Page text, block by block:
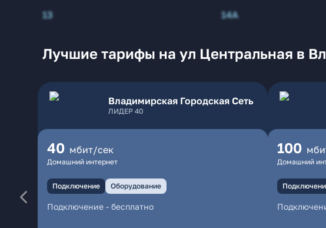
13
14А
Лучшие тарифы на ул Центральная в
Владимирская Городская Сеть
ЛИДЕР 40
40 мбит/сек
Домашний интернет
Подключение Оборудование
Подключение - бесплатно
100
Домашний